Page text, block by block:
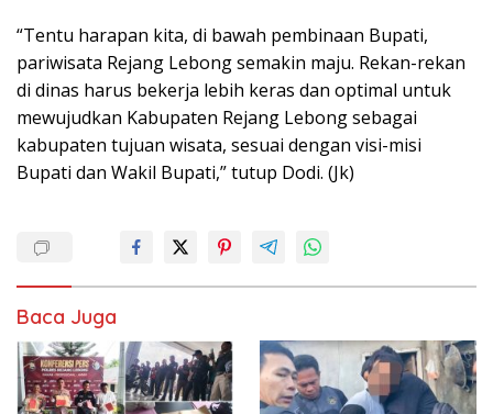
“Tentu harapan kita, di bawah pembinaan Bupati,
pariwisata Rejang Lebong semakin maju. Rekan-rekan
di dinas harus bekerja lebih keras dan optimal untuk
mewujudkan Kabupaten Rejang Lebong sebagai
kabupaten tujuan wisata, sesuai dengan visi-misi
Bupati dan Wakil Bupati,” tutup Dodi. (Jk)
Baca Juga